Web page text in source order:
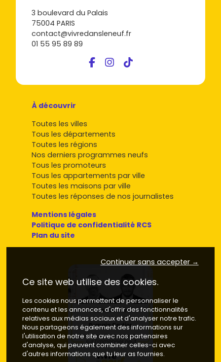
3 boulevard du Palais
75004 PARIS
contact@vivredansleneuf.fr
01 55 95 89 89
À découvrir
Toutes les villes
Tous les départements
Toutes les régions
Nos derniers programmes neufs
Tous les promoteurs
Tous les appartements par ville
Toutes les maisons par ville
Toutes les réponses de nos journalistes
Mentions légales
Politique de confidentialité RCS
Plan du site
Continuer sans accepter →
Ce site web utilise des cookies.
Les cookies nous permettent de personnaliser le
contenu et les annonces, d'offrir des fonctionnalités
relatives aux médias sociaux et d'analyser notre trafic.
Nous partageons également des informations sur
l'utilisation de notre site avec nos partenaires
d'analyse, qui peuvent combiner celles-ci avec
d'autres informations que tu leur as fournies.